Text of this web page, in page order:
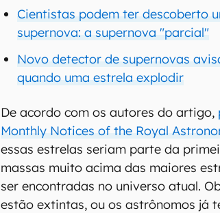
Cientistas podem ter descoberto
supernova: a supernova "parcial"
Novo detector de supernovas
quando uma estrela explodir
De acordo com os autores do artigo,
Monthly Notices of the Royal
essas estrelas seriam parte da
massas muito acima das maiores
ser encontradas no universo atual.
estão extintas, ou os astrônomos já